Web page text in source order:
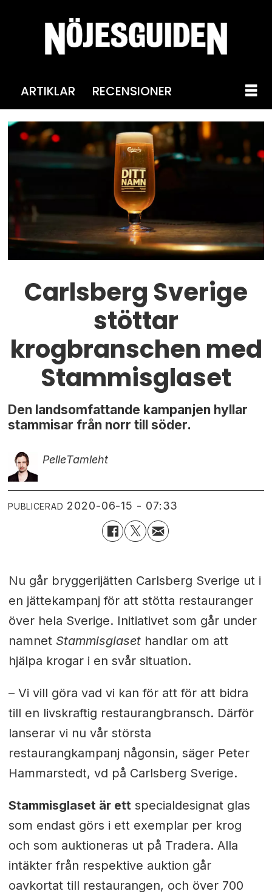
ARTIKLAR RECENSIONER
Carlsberg Sverige
stöttar
krogbranschen med
Stammisglaset
Den landsomfattande kampanjen hyllar
stammisar från norr till söder.
PelleTamleht
PUBLICERAD 2020-06-15 - 07:33
Nu går bryggerijätten Carlsberg Sverige ut i
en jättekampanj för att stötta restauranger
över hela Sverige. Initiativet som går under
namnet Stammisglasethandlar om att
hjälpa krogar i en svår situation.
– Vi vill göra vad vi kan för att för att bidra
till en livskraftig restaurangbransch. Därför
lanserar vi nu vår största
restaurangkampanj någonsin, säger Peter
Hammarstedt, vd på Carlsberg Sverige.
Stammisglaset är ett specialdesignat glas
som endast görs i ett exemplar per krog
och som auktioneras ut på Tradera. Alla
intäkter från respektive auktion går
oavkortat till restaurangen, och över 700